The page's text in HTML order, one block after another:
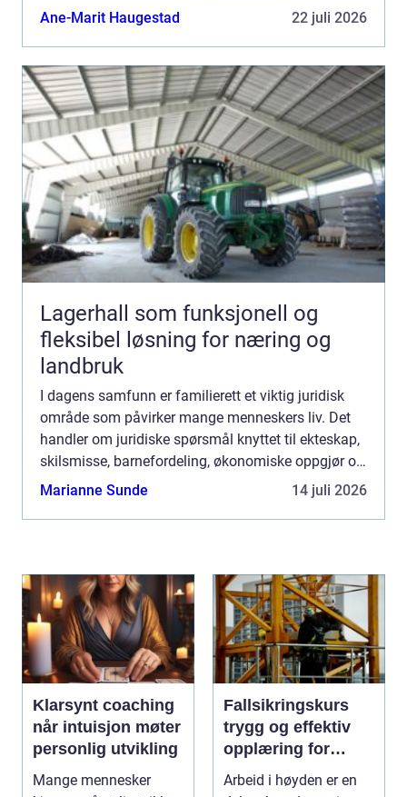
andre aspekt...
Ane-Marit Haugestad 22 juli 2026
Lagerhall som funksjonell og
fleksibel løsning for næring og
landbruk
I dagens samfunn er familierett et viktig juridisk
område som påvirker mange menneskers liv. Det
handler om juridiske spørsmål knyttet til ekteskap,
skilsmisse, barnefordeling, økonomiske oppgjør og
andre aspekt...
Marianne Sunde 14 juli 2026
Klarsynt coaching
når intuisjon møter
personlig utvikling
Mange mennesker
Fallsikringskurs
trygg og effektiv
opplæring for
arbeid i høyden
Arbeid i høyden er en